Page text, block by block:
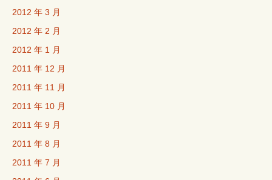
2012 年 3 月
2012 年 2 月
2012 年 1 月
2011 年 12 月
2011 年 11 月
2011 年 10 月
2011 年 9 月
2011 年 8 月
2011 年 7 月